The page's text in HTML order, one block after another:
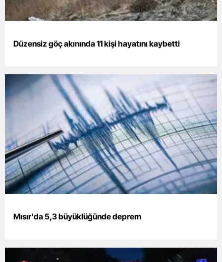
Konya
Manisa
Kahramanmaraş
Mardin
Muğla
Muş
Nevşehir
Niğde
Sakarya
Düzensiz göç akınında 11 kişi hayatını kaybetti
Mısır'da 5,3 büyüklüğünde deprem